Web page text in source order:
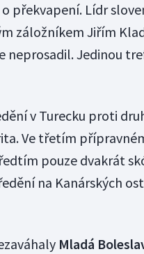
překvapení. Lídr
záložníkem Jiřím
neprosadil. Jedinou
v Turecku proti
Ve třetím
pouze dvakrát
na Kanárských
Mladá